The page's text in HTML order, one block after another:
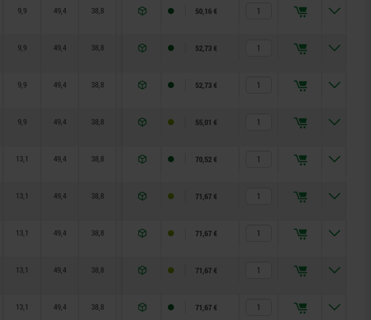
9,9 49,4 38,8 59,9 28 12
50,16 €
9,9 49,4 38,8 69,9 28 12
52,73 €
9,9 49,4 38,8 79,9 28 12
52,73 €
9,9 49,4 38,8 89,9 28 12
55,01 €
13,1 49,4 38,8 43,1 28 16
70,52 €
13,1 49,4 38,8 48,1 28 16
71,67 €
13,1 49,4 38,8 53,1 28 16
71,67 €
13,1 49,4 38,8 58,1 28 16
71,67 €
13,1 49,4 38,8 63,1 28 16
71,67 €